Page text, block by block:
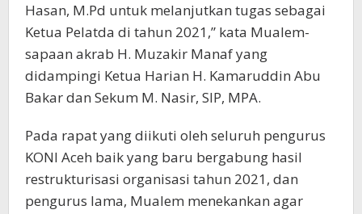
Hasan, M.Pd untuk melanjutkan tugas sebagai
Ketua Pelatda di tahun 2021,” kata Mualem-
sapaan akrab H. Muzakir Manaf yang
didampingi Ketua Harian H. Kamaruddin Abu
Bakar dan Sekum M. Nasir, SIP, MPA.
Pada rapat yang diikuti oleh seluruh pengurus
KONI Aceh baik yang baru bergabung hasil
restrukturisasi organisasi tahun 2021, dan
pengurus lama, Mualem menekankan agar